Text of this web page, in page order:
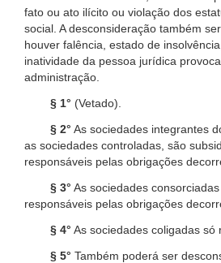
fato ou ato ilícito ou violação dos
social. A desconsideração também
houver falência, estado de
inatividade da pessoa jurídica
administração.
§ 1° (Vetado).
§ 2° As sociedades integrantes
as sociedades controladas, são
responsáveis pelas obrigações
§ 3° As sociedades
responsáveis pelas obrigações
§ 4° As sociedades coligadas só
§ 5° Também poderá ser